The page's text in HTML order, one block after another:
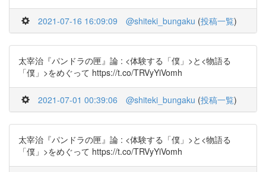
2021-07-16 16:09:09 @shiteki_bungaku (投稿一覧)
太宰治『パンドラの匣』論 : <体験する「僕」>と<物語る
「僕」>をめぐって https://t.co/TRVyYiVomh
2021-07-01 00:39:06 @shiteki_bungaku (投稿一覧)
太宰治『パンドラの匣』論 : <体験する「僕」>と<物語る
「僕」>をめぐって https://t.co/TRVyYiVomh